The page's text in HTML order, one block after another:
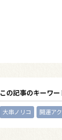
この記事のキーワー
大串ノリコ 開運ア